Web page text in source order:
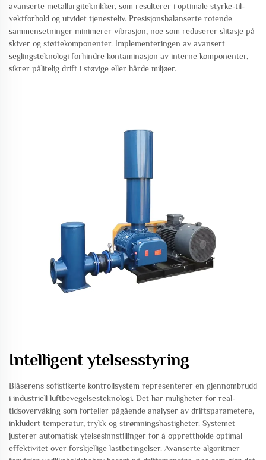
avanserte metallurgiteknikker, som resulterer i optimale styrke-til-
vektforhold og utvidet tjenesteliv. Presisjonsbalanserte rotende
sammensetninger minimerer vibrasjon, noe som reduserer slitasje på
skiver og støttekomponenter. Implementeringen av avansert
seglingsteknologi forhindre kontaminasjon av interne komponenter,
sikrer pålitelig drift i støvige eller hårde miljøer.
Intelligent ytelsesstyring
Blåserens sofistikerte kontrollsystem representerer en gjennombrudd
i industriell luftbevegelsesteknologi. Det har muligheter for real-
tidsovervåking som forteller pågående analyser av driftsparametere,
inkludert temperatur, trykk og strømningshastigheter. Systemet
justerer automatisk ytelsesinnstillinger for å opprettholde optimal
effektivitet over forskjellige lastbetingelser. Avanserte algoritmer